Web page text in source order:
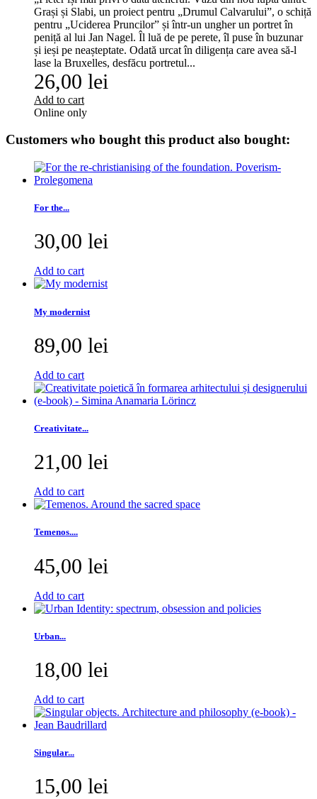
Grași și Slabi, un proiect pentru „Drumul Calvarului”, o schiță
pentru „Uciderea Pruncilor” și într-un ungher un portret în
peniță al lui Jan Nagel. Îl luă de pe perete, îl puse în buzunar
și ieși pe neașteptate. Odată urcat în diligența care avea să-l
lase la Bruxelles, desfăcu portretul...
26,00 lei
Add to cart
Online only
Customers who bought this product also bought:
For the...
30,00 lei
Add to cart
My modernist
89,00 lei
Add to cart
Creativitate...
21,00 lei
Add to cart
Temenos....
45,00 lei
Add to cart
Urban...
18,00 lei
Add to cart
Singular...
15,00 lei